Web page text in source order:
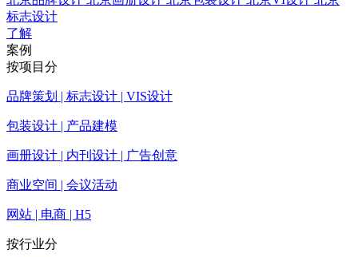
标志设计
了解
案例
按项目分
品牌策划 | 标志设计 | VIS设计
包装设计 | 产品建模
画册设计 | 内刊设计 | 广告创意
商业空间 | 会议活动
网站 | 电商 | H5
按行业分